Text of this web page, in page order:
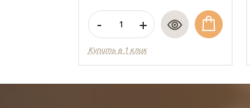
- +
Купить в 1 клик